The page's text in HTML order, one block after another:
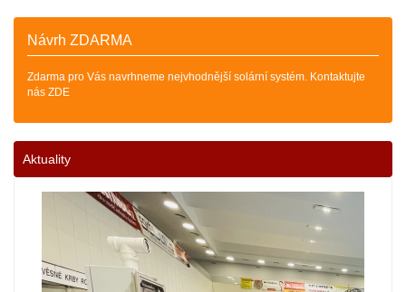
Návrh ZDARMA
Zdarma pro Vás navrhneme nejvhodnější solární systém. Kontaktujte
nás ZDE
Aktuality